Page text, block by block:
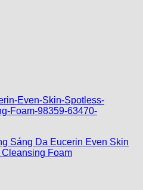
Sáng Da Eucerin Even Skin
Foam